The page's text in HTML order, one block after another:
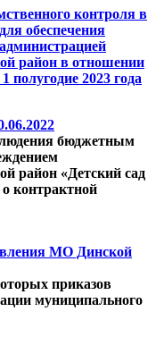
контроля в
обеспечения
район в отношении
полугодие 2023 года
бюджетным
район «Детский сад
контрактной
МО Динской
приказов
муниципального